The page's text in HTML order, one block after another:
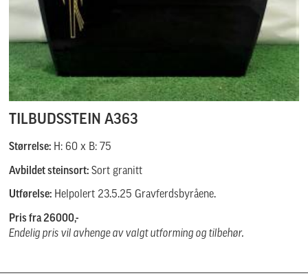
TILBUDSSTEIN A363
Størrelse: H: 60 x B: 75
Avbildet steinsort: Sort granitt
Utførelse: Helpolert 23.5.25 Gravferdsbyråene.
Pris fra 26000,-
Endelig pris vil avhenge av valgt utforming og tilbehør.